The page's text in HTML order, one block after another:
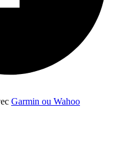
Garmin ou Wahoo